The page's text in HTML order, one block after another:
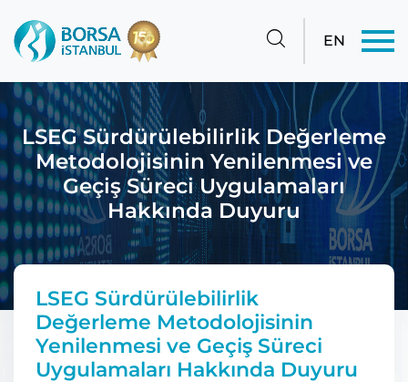
EN
LSEG Sürdürülebilirlik Değerleme
Metodolojisinin Yenilenmesi ve
Geçiş Süreci Uygulamaları
Hakkında Duyuru
LSEG Sürdürülebilirlik
Değerleme Metodolojisinin
Yenilenmesi ve Geçiş Süreci
Uygulamaları Hakkında Duyuru